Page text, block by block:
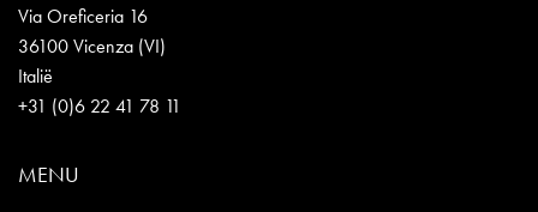
Via Oreficeria 16
36100 Vicenza (VI)
Italië
+31 (0)6 22 41 78 11
MENU